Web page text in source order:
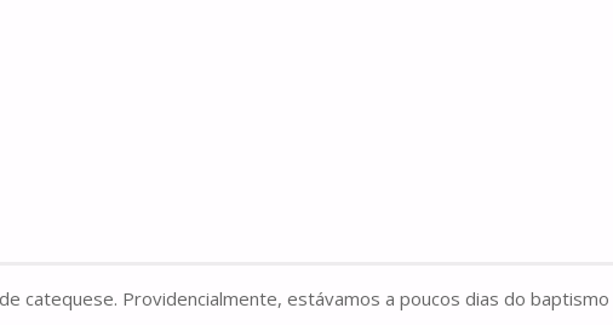
catequese. Providencialmente, estávamos a poucos dias do